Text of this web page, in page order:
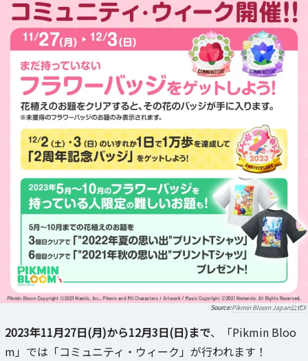
Pikmin Bloom Japan公式X
2023年11月27日(月)から12月3日(日)まで、「Pikmin Bloo
m」では「コミュニティ・ウィーク」が行われます！